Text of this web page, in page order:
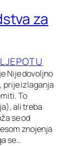
za
Nije dovoljno
prije izlaganja
To
ali treba
se od
znojenja
se…